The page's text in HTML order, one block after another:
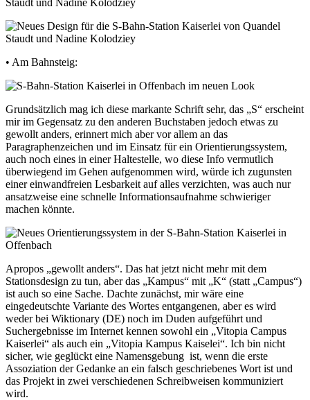
• Am Bahnsteig:
Grundsätzlich mag ich diese markante Schrift sehr, das „S“ erscheint
mir im Gegensatz zu den anderen Buchstaben jedoch etwas zu
gewollt anders, erinnert mich aber vor allem an das
Paragraphenzeichen und im Einsatz für ein Orientierungssystem,
auch noch eines in einer Haltestelle, wo diese Info vermutlich
überwiegend im Gehen aufgenommen wird, würde ich zugunsten
einer einwandfreien Lesbarkeit auf alles verzichten, was auch nur
ansatzweise eine schnelle Informationsaufnahme schwieriger
machen könnte.
Apropos „gewollt anders“. Das hat jetzt nicht mehr mit dem
Stationsdesign zu tun, aber das „Kampus“ mit „K“ (statt „Campus“)
ist auch so eine Sache. Dachte zunächst, mir wäre eine
eingedeutschte Variante des Wortes entgangenen, aber es wird
weder bei Wiktionary (DE) noch im Duden aufgeführt und
Suchergebnisse im Internet kennen sowohl ein „Vitopia Campus
Kaiserlei“ als auch ein „Vitopia Kampus Kaiselei“. Ich bin nicht
sicher, wie geglückt eine Namensgebung ist, wenn die erste
Assoziation der Gedanke an ein falsch geschriebenes Wort ist und
das Projekt in zwei verschiedenen Schreibweisen kommuniziert
wird.